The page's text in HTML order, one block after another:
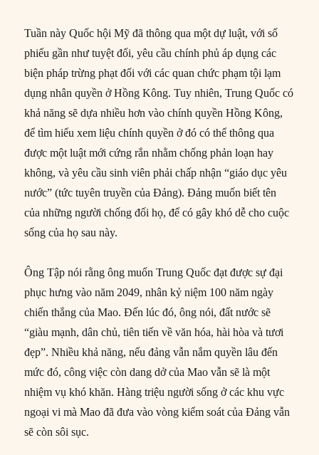
Tuần này Quốc hội Mỹ đã thông qua một dự luật, với số
phiếu gần như tuyệt đối, yêu cầu chính phủ áp dụng các
biện pháp trừng phạt đối với các quan chức phạm tội lạm
dụng nhân quyền ở Hồng Kông. Tuy nhiên, Trung Quốc có
khả năng sẽ dựa nhiều hơn vào chính quyền Hồng Kông,
để tìm hiểu xem liệu chính quyền ở đó có thể thông qua
được một luật mới cứng rắn nhằm chống phản loạn hay
không, và yêu cầu sinh viên phải chấp nhận “giáo dục yêu
nước” (tức tuyên truyền của Đảng). Đảng muốn biết tên
của những người chống đối họ, để có gây khó dễ cho cuộc
sống của họ sau này.
Ông Tập nói rằng ông muốn Trung Quốc đạt được sự đại
phục hưng vào năm 2049, nhân kỷ niệm 100 năm ngày
chiến thắng của Mao. Đến lúc đó, ông nói, đất nước sẽ
“giàu mạnh, dân chủ, tiên tiến về văn hóa, hài hòa và tươi
đẹp”. Nhiều khả năng, nếu đảng vẫn nắm quyền lâu đến
mức đó, công việc còn dang dở của Mao vẫn sẽ là một
nhiệm vụ khó khăn. Hàng triệu người sống ở các khu vực
ngoại vi mà Mao đã đưa vào vòng kiểm soát của Đảng vẫn
sẽ còn sôi sục.